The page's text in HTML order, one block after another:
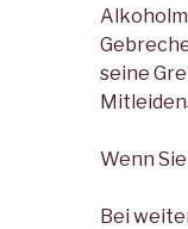
seine
Wenn
Bei